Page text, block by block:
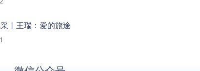
丨王瑞：爱的旅途